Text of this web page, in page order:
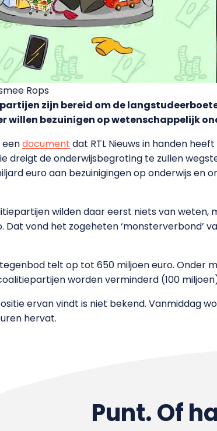
Rops
zijn bereid om de
willen bezuinigen op wetenschappelijk
document dat RTL Nieuws in handen
dreigt de onderwijsbegroting te zullen
euro aan bezuinigingen op onderwijs en
wilden daar eerst niets van
Dat vond het zogeheten ‘monsterverbond’
telt op tot 650 miljoen euro. Onder
worden verminderd (100
ervan vindt is niet bekend. Vanmiddag
hervat.
Punt. Of